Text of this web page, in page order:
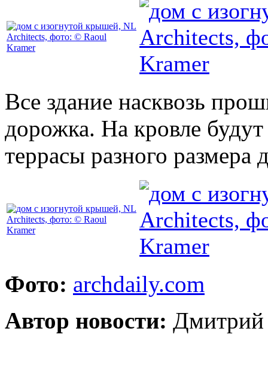
Все здание насквозь
дорожка. На кровле
террасы разного
Фото: archdaily.com
Автор новости: Дмитрий